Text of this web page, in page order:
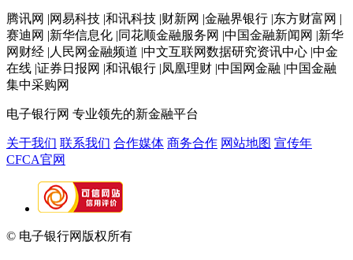
腾讯网 |网易科技 |和讯科技 |财新网 |金融界银行 |东方财富网 |
赛迪网 |新华信息化 |同花顺金融服务网 |中国金融新闻网 |新华
网财经 |人民网金融频道 |中文互联网数据研究资讯中心 |中金
在线 |证券日报网 |和讯银行 |凤凰理财 |中国网金融 |中国金融
集中采购网
电子银行网 专业领先的新金融平台
关于我们 联系我们 合作媒体 商务合作 网站地图 宣传年
CFCA官网
© 电子银行网版权所有